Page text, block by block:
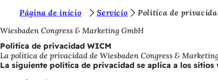
Saltar al contenido
s
t
á
Página de inicio Servicio
Política de
Wiesbaden Congress & Marketing GmbH
Política de privacidad WICM
La política de privacidad de Wiesbaden Congress &
La siguiente política de privacidad se aplica a los sitios